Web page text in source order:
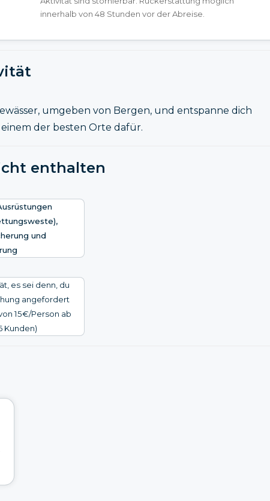
innerhalb von 48 Stunden vor der Abreise.
umgeben von Bergen, und entspanne dich
der besten Orte dafür.
enthalten
und
es sei denn, du
angefordert
15€/Person ab
Kunden)